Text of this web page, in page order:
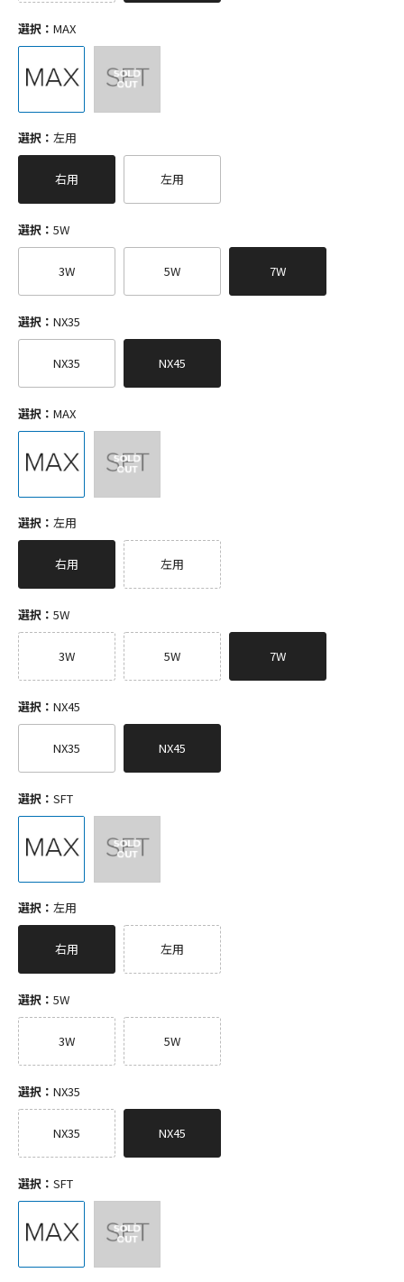
選択： MAX
選択： 左用
右用 左用
選択： 5W
3W 5W 7W
選択： NX35
NX35 NX45
選択： MAX
選択： 左用
右用 左用
選択： 5W
3W 5W 7W
選択： NX45
NX35 NX45
選択： SFT
選択： 左用
右用 左用
選択： 5W
3W 5W
選択： NX35
NX35 NX45
選択： SFT